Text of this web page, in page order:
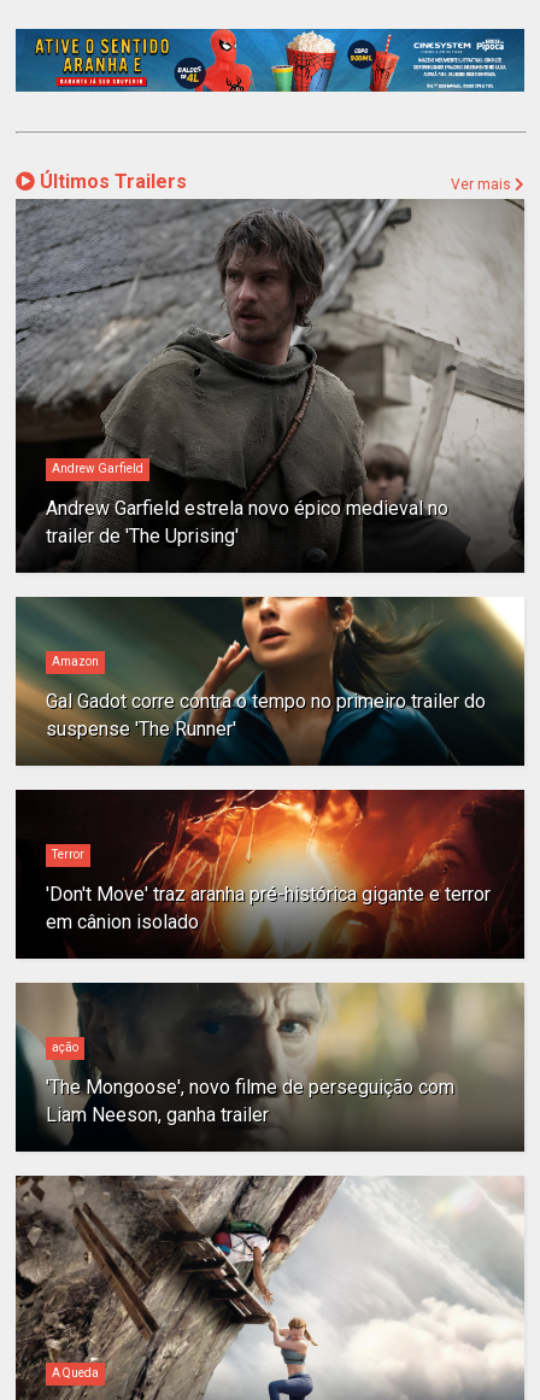
Últimos Trailers Ver mais
Andrew Garfield
Andrew Garfield estrela novo épico medieval no
trailer de 'The Uprising'
Amazon
Gal Gadot corre contra o tempo no primeiro trailer do
suspense 'The Runner'
Terror
'Don't Move' traz aranha pré-histórica gigante e terror
em cânion isolado
ação
'The Mongoose', novo filme de perseguição com
Liam Neeson, ganha trailer
A Queda